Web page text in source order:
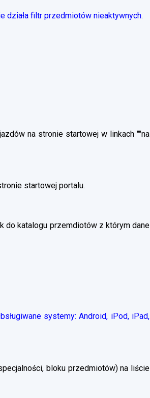
działa filtr przedmiotów nieaktywnych.
na stronie startowej w linkach ""na
startowej portalu.
do katalogu przemdiotów z którym dane
systemy: Android, iPod, iPad,
bloku przedmiotów) na liście